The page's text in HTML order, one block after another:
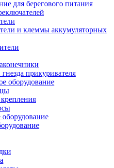
для берегового питания
и клеммы аккумуляторных
прикуривателя
оборудование